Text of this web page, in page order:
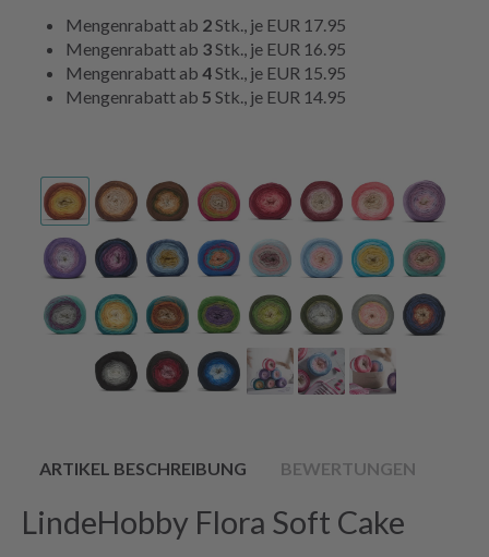
Mengenrabatt ab 2 Stk., je EUR 17.95
Mengenrabatt ab 3 Stk., je EUR 16.95
Mengenrabatt ab 4 Stk., je EUR 15.95
Mengenrabatt ab 5 Stk., je EUR 14.95
ARTIKEL BESCHREIBUNG BEWERTUNGEN
LindeHobby Flora Soft Cake